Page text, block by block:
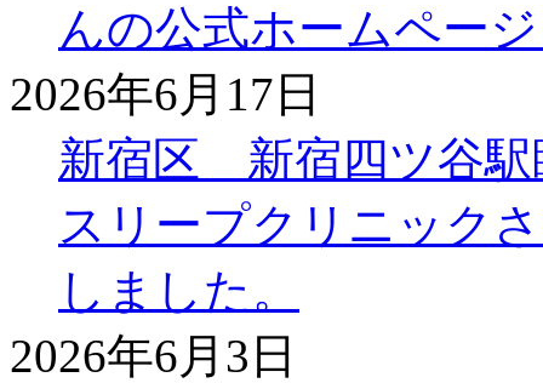
んの公式ホームペー
2026年6月17日
新宿区 新宿四ツ谷駅
スリープクリニック
しました。
2026年6月3日